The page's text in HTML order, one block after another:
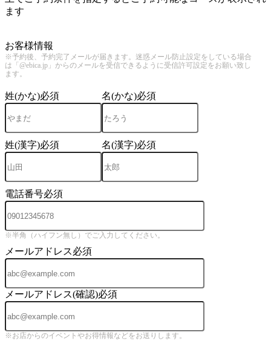
ます
お客様情報
※予約後、予約完了メールが届きます。迷惑メール防止設定をしている場合
は「@ebica.jp」からのメールを受信できるように受信許可設定をお願い致し
ます。
姓(かな)必須 名(かな)必須
姓(漢字)必須 名(漢字)必須
電話番号必須
※半角（ハイフン無し）でご入力してください。
メールアドレス必須
メールアドレス(確認)必須
※お店からのイベントやお得情報などをお送りします。